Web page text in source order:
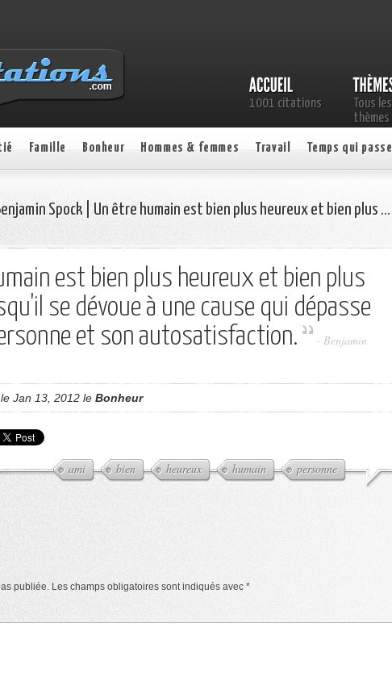
1001 citations
Tous les
thèmes
Famille Bonheur Hommes & femmes Travail Temps qui passe
Spock | Un être humain est bien plus heureux et bien plus …
est bien plus heureux et bien plus
se dévoue à une cause qui dépasse
et son autosatisfaction.
- Benjamin
Jan 13, 2012 le Bonheur
ami bien heureux humain personne
publiée. Les champs obligatoires sont indiqués avec *